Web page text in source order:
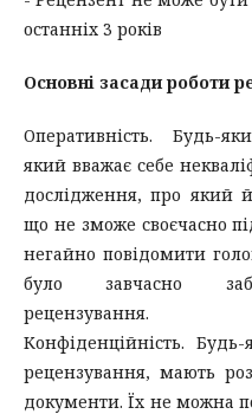
останніх 3 років
Основні засади роботи
Оперативність. Будь-
який вважає себе
дослідження, про який
що не зможе своєчасно
негайно повідомити
було завчасно
рецензування.
Конфіденційність.
рецензування, мають
документи. Їх не можна